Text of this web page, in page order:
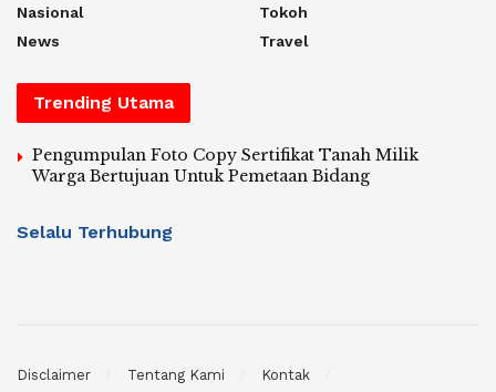
Nasional
News
Tokoh
Travel
Trending Utama
Pengumpulan Foto Copy Sertifikat Tanah Milik
Warga Bertujuan Untuk Pemetaan Bidang
Selalu Terhubung
Disclaimer Tentang Kami
Kontak